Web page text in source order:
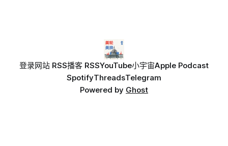
登录网站 RSS播客 RSSYouTube小宇宙Apple Podcast
SpotifyThreadsTelegram
Powered by Ghost